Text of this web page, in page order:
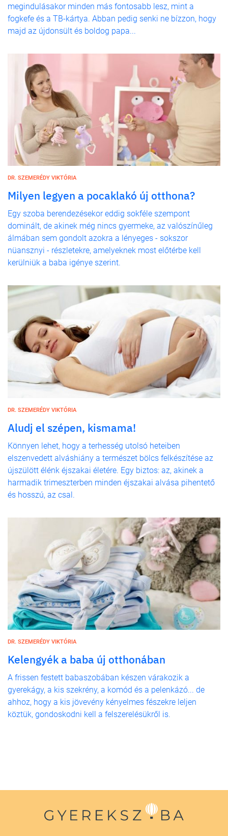
megindulásakor minden más fontosabb lesz, mint a
fogkefe és a TB-kártya. Abban pedig senki ne bízzon, hogy
majd az újdonsült és boldog papa...
DR. SZEMERÉDY VIKTÓRIA
Milyen legyen a pocaklakó új otthona?
Egy szoba berendezésekor eddig sokféle szempont
dominált, de akinek még nincs gyermeke, az valószínűleg
álmában sem gondolt azokra a lényeges - sokszor
nüansznyi - részletekre, amelyeknek most előtérbe kell
kerülniük a baba igénye szerint.
DR. SZEMERÉDY VIKTÓRIA
Aludj el szépen, kismama!
Könnyen lehet, hogy a terhesség utolsó heteiben
elszenvedett alváshiány a természet bölcs felkészítése az
újszülött élénk éjszakai életére. Egy biztos: az, akinek a
harmadik trimeszterben minden éjszakai alvása pihentető
és hosszú, az csal.
DR. SZEMERÉDY VIKTÓRIA
Kelengyék a baba új otthonában
A frissen festett babaszobában készen várakozik a
gyerekágy, a kis szekrény, a komód és a pelenkázó... de
ahhoz, hogy a kis jövevény kényelmes fészekre leljen
köztük, gondoskodni kell a felszerelésükről is.